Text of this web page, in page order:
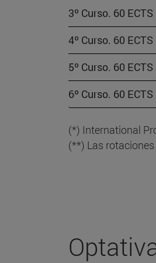
3º Curso. 60 ECTS
4º Curso. 60 ECTS
5º Curso. 60 ECTS
6º Curso. 60 ECTS
(*) International
(**) Las